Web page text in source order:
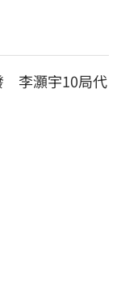
李灝宇10局代